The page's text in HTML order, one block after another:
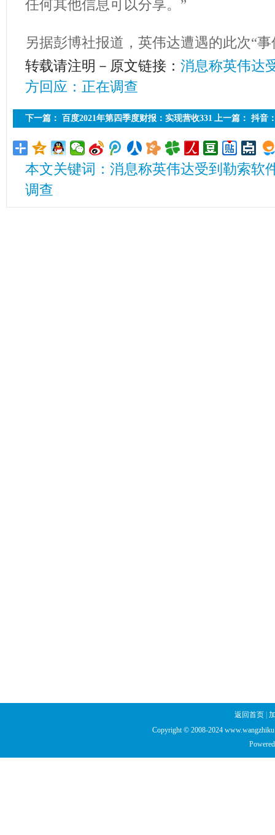
任何其他信息可以分享。”
另据彭博社报道，英伟达遭遇的此次“
转载请注明－原文链接： 消息称英伟达
方回应：正在调查
上一篇： 抖音
下一篇： 百度2021年第四季度财报：实现营收331
本文关键词：消息称英伟达受到勒索软
调查
返回首页
Copyright © 2008-2024